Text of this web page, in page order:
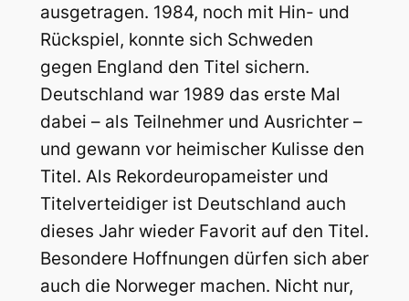
ausgetragen. 1984, noch mit Hin- und
Rückspiel, konnte sich Schweden
gegen England den Titel sichern.
Deutschland war 1989 das erste Mal
dabei – als Teilnehmer und Ausrichter –
und gewann vor heimischer Kulisse den
Titel. Als Rekordeuropameister und
Titelverteidiger ist Deutschland auch
dieses Jahr wieder Favorit auf den Titel.
Besondere Hoffnungen dürfen sich aber
auch die Norweger machen. Nicht nur,